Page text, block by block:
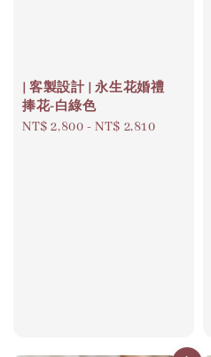
| 客製設計 | 永生花婚禮
捧花-白綠色
Regular
NT$ 2,800 -NT$ 2,810